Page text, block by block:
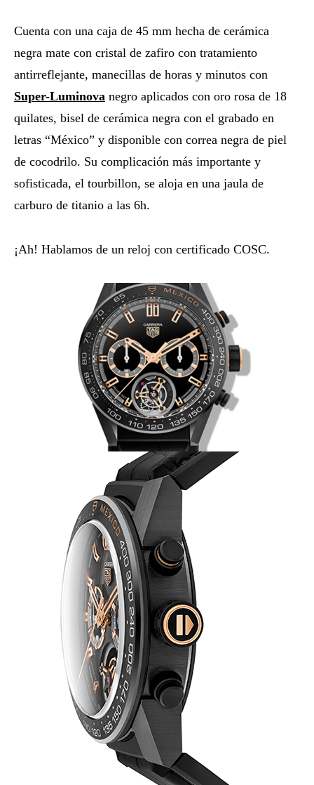
Cuenta con una caja de 45 mm hecha de cerámica
negra mate con cristal de zafiro con tratamiento
antirreflejante, manecillas de horas y minutos con
Super-Luminova negro aplicados con oro rosa de 18
quilates, bisel de cerámica negra con el grabado en
letras “México” y disponible con correa negra de piel
de cocodrilo. Su complicación más importante y
sofisticada, el tourbillon, se aloja en una jaula de
carburo de titanio a las 6h.
¡Ah! Hablamos de un reloj con certificado COSC.